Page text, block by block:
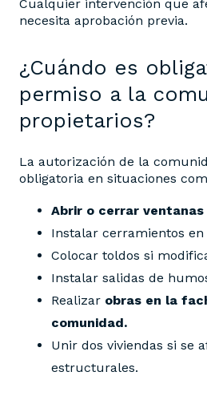
Cualquier intervención que
necesita aprobación previa.
¿Cuándo es
permiso a la
propietarios?
La autorización de la
obligatoria en situaciones
Abrir o cerrar
Instalar cerramientos en
Colocar toldos si
Instalar salidas de
Realizar obras en la
comunidad.
Unir dos viviendas si se
estructurales.